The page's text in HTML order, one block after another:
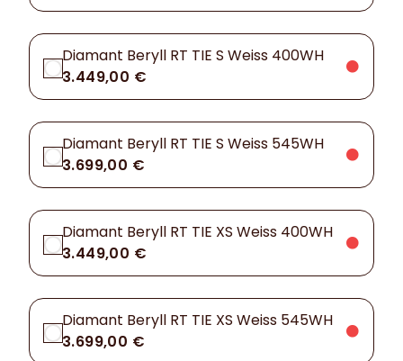
Diamant Beryll RT TIE S Weiss 400WH
3.449,00 €
Diamant Beryll RT TIE S Weiss 545WH
3.699,00 €
Diamant Beryll RT TIE XS Weiss 400WH
3.449,00 €
Diamant Beryll RT TIE XS Weiss 545WH
3.699,00 €